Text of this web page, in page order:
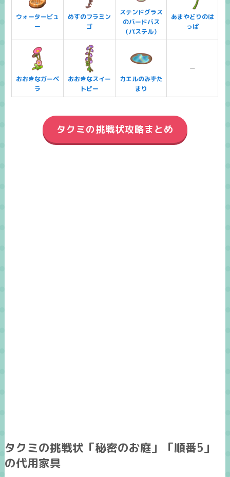
ウォータービュ
ー
めすのフラミン
ゴ
ステンドグラス
のバードバス
（パステル）
あまやどりのは
っぱ
おおきなガーベ
ラ
おおきなスイー
トピー
カエルのみずた
まり
ー
タクミの挑戦状攻略まとめ
タクミの挑戦状「秘密のお庭」「順番5」
の代用家具